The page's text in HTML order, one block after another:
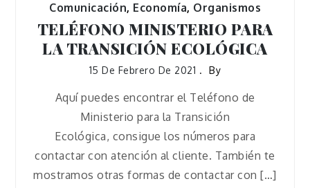
Comunicación, Economía, Organismos
TELÉFONO MINISTERIO PARA
LA TRANSICIÓN ECOLÓGICA
15 De Febrero De 2021 By
Aquí puedes encontrar el Teléfono de
Ministerio para la Transición
Ecológica, consigue los números para
contactar con atención al cliente. También te
mostramos otras formas de contactar con […]